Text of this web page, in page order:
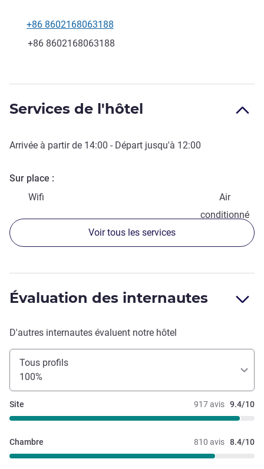
Téléphone
+86 8602168063188
Fax
+86 8602168063188
Services de l'hôtel
Arrivée à partir de 14:00 - Départ jusqu'à 12:00
Sur place
Wifi
Air
conditionné
Voir tous les services
Évaluation des internautes
D'autres internautes évaluent notre hôtel
Tous profils
100%
917 avis 9.4/10
Site
810 avis 8.4/10
Chambre